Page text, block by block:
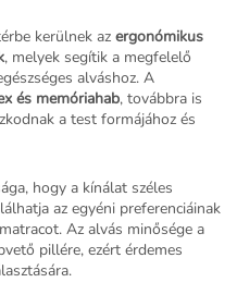
kerülnek az ergonómikus
, melyek segítik a megfelelő
alváshoz. A
és memóriahab, továbbra is
a test formájához és
hogy a kínálat széles
az egyéni preferenciáinak
Az alvás minősége a
pillére, ezért érdemes